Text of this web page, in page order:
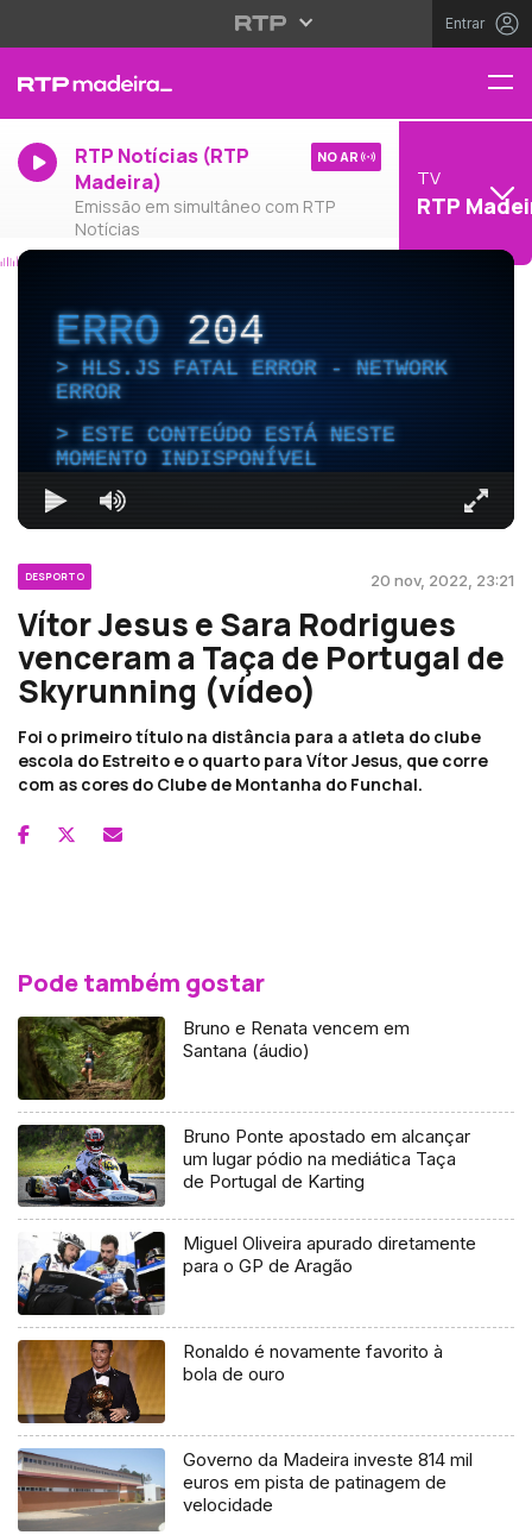
Entrar
RTP Notícias (RTP
Madeira)
Emissão em simultâneo com RTP
Notícias
NO AR
TV
RTP
ERRO204
HLS.JS FATAL ERROR - NETWORK
ERROR
ESTE CONTEÚDO ESTÁ NESTE
MOMENTO INDISPONÍVEL
DESPORTO 20 nov, 2022, 23:21
Vítor Jesus e Sara Rodrigues
venceram a Taça de Portugal de
Skyrunning (vídeo)
Foi o primeiro título na distância para a atleta do clube
escola do Estreito e o quarto para Vítor Jesus, que corre
com as cores do Clube de Montanha do Funchal.
Pode também gostar
Bruno e Renata vencem em
Santana (áudio)
Bruno Ponte apostado em alcançar
um lugar pódio na mediática Taça
de Portugal de Karting
Miguel Oliveira apurado diretamente
para o GP de Aragão
Ronaldo é novamente favorito à
bola de ouro
Governo da Madeira investe 814 mil
euros em pista de patinagem de
velocidade